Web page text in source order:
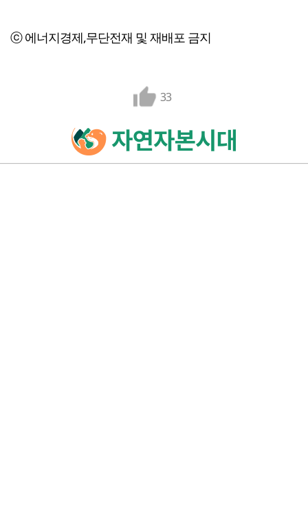
ⓒ 에너지경제,무단전재 및 재배포 금지
33